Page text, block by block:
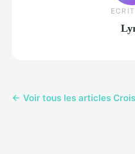
← Voir tous les articles